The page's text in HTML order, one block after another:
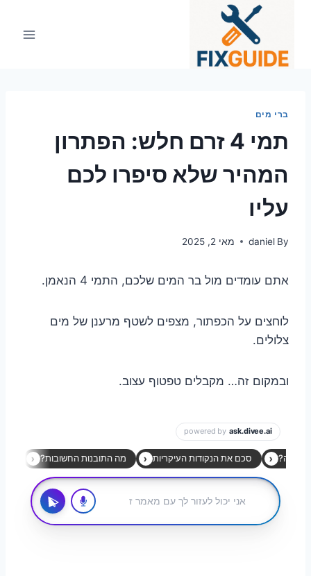
ברי מים
תמי 4 זרם חלש: הפתרון
המהיר שלא סיפרו לכם
עליו
By
daniel מאי 2, 2025
אתם עומדים מול בר המים שלכם, התמי 4 הנאמן.
לוחצים על הכפתור, מצפים לשטף מרענן של מים
צלולים.
ובמקום זה… מקבלים טפטוף עצוב.